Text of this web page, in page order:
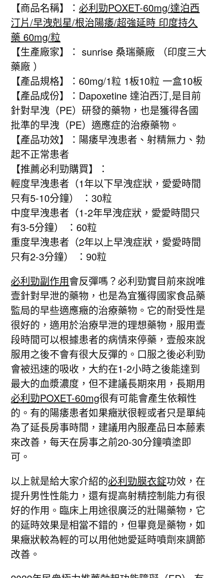
【商品名稱】：必利勁POXET-60mg/達泊西
汀片/早洩剋星/根治陽痿/超強延時 印度持久
藥 60mg/粒
【生產廠家】： sunrise 桑瑞藥廠 （印度三大
藥廠 ）
【產品規格】：60mg/1粒 1板10粒 一盒10板
【產品成份】：Dapoxetine 達泊西汀,是目前
針對早洩（PE）研發的藥物，也是獲得各國
批準的早洩（PE）適應症的治療藥物。
【產品功效】：陽痿早洩患者、射精無力、勃
起不正常患者
【推薦必利勁購買】：
輕度早洩患者（1年以下早洩症狀，愛愛時間
只有5-10分鐘） ：30粒
中度早洩患者（1-2年早洩症狀，愛愛時間只
有3-5分鐘） ：60粒
重度早洩患者（2年以上早洩症狀，愛愛時間
只有2-3分鐘） ：90粒
必利勁副作用會反彈嗎？必利勁實目前來說唯
壹針對早泄的藥物，也是為宜獲得國家食品藥
監局的早些適應癥的治療藥物。它的耐受性是
很好的，適用於治療早泄的理想藥物，服用壹
段時間可以根據患者的病情來停藥，壹般來說
服用之後不會有很大反彈的。口服之後必利勁
會被迅速的吸收，大約在1-2小時之後能達到
最大的血漿濃度，但不建議長期來用，長期用
必利勁POXET-60mg很有可能會產生依賴性
的。有的陽痿患者如果癥狀很輕或者只是單純
為了延長房事時間，建議用內服產品日本藤素
來改善，每天在房事之前20-30分鐘噴塗即
可。
以上就是給大家介紹的必利勁膜衣錠功效，在
提升男性性能力，還有提高射精控制能力有很
好的作用。臨床上用途很廣泛的壯陽藥物，它
的延時效果是相當不錯的，但畢竟是藥物，如
果癥狀較為輕的可以用他她愛延時噴劑來調節
改善。